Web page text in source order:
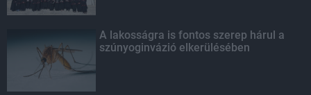
A lakosságra is fontos szerep hárul a
szúnyoginvázió elkerülésében